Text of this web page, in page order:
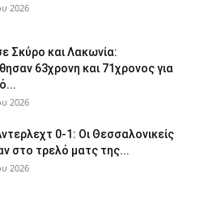
2026
Σκύρο και Λακωνία:
63χρονη και 71χρονος για
2026
0-1: Οι Θεσσαλονικείς
στο τρελό ματς της...
2026